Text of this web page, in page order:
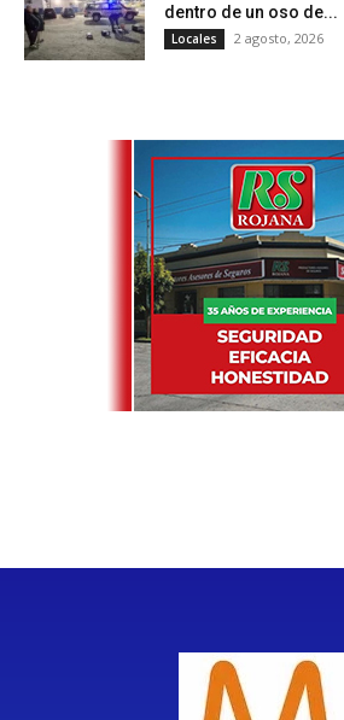
dentro de un oso de...
Locales 2 agosto, 2026